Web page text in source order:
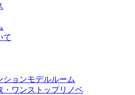
て
ションモデルルーム
・ワンストップリノベ